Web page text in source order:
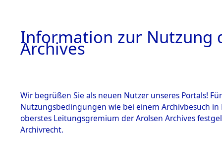
Information zur Nutzung
Archives
Wir begrüßen Sie als neuen Nutzer unseres Portals!
Nutzungsbedingungen wie bei einem Archivbesuch
oberstes Leitungsgremium der Arolsen Archives
Archivrecht.